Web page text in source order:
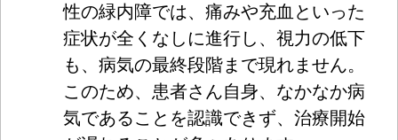
性の緑内障では、痛みや充血といった
症状が全くなしに進行し、視力の低下
も、病気の最終段階まで現れません。
このため、患者さん自身、なかなか病
気であることを認識できず、治療開始